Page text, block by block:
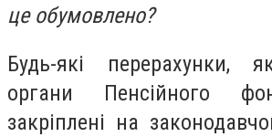
це обумовлено?
Будь-які перерахунки,
органи Пенсійного
закріплені на